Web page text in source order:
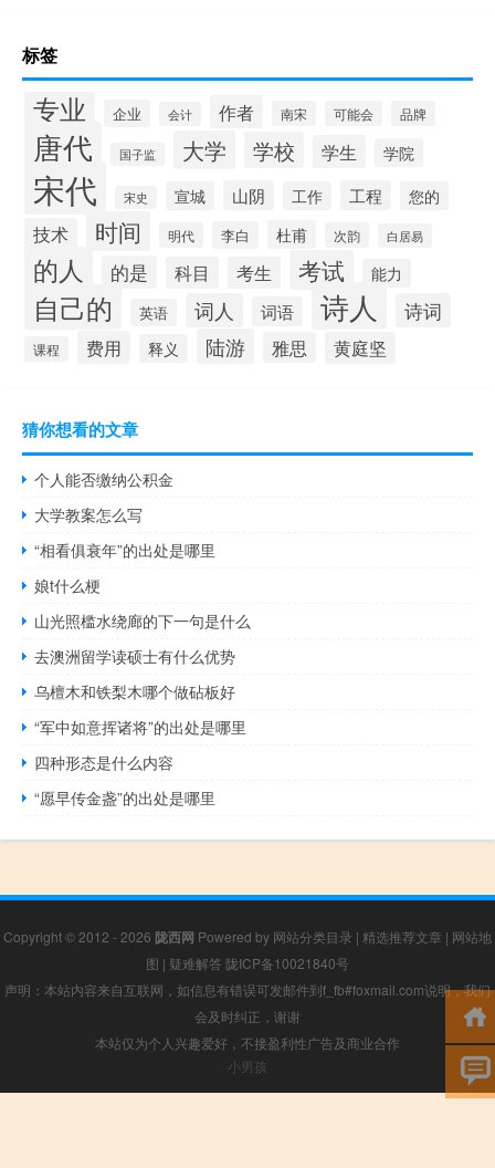
标签
专业 企业 会计 作者 南宋 可能会 品牌
唐代 国子监 大学 学校 学生 学院
宋代 宋史 宣城 山阴 工作 工程 您的
技术 时间 明代 李白 杜甫 次韵 白居易
的人 的是 科目 考生 考试 能力
自己的 英语 词人 词语 诗人 诗词
课程 费用 释义 陆游 雅思 黄庭坚
猜你想看的文章
个人能否缴纳公积金
大学教案怎么写
“相看俱衰年”的出处是哪里
娘t什么梗
山光照槛水绕廊的下一句是什么
去澳洲留学读硕士有什么优势
乌檀木和铁梨木哪个做砧板好
“军中如意挥诸将”的出处是哪里
四种形态是什么内容
“愿早传金盏”的出处是哪里
Copyright © 2012 - 2026 陇西网 Powered by 网站分类目录 | 精选推荐文章 | 网站地
图 | 疑难解答 陇ICP备10021840号
声明：本站内容来自互联网，如信息有错误可发邮件到f_fb#foxmail.com说明，我们
会及时纠正，谢谢
本站仅为个人兴趣爱好，不接盈利性广告及商业合作
小男孩